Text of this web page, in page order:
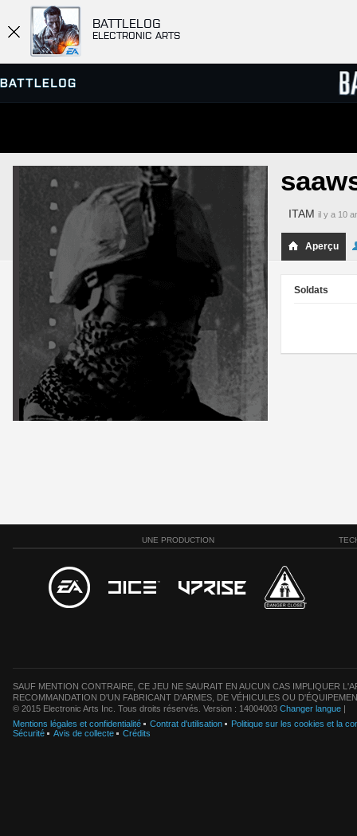
BATTLELOG
ELECTRONIC ARTS
SERVEURS
PARTIES
ITAM il y a 10
Aperçu
Soldats
UNE PRODUCTION
SAUF MENTION CONTRAIRE, CE JEU NE SAURAIT EN AUCUN CAS IMPLIQUER
RECOMMANDATION D'UN FABRICANT D'ARMES, DE VÉHICULES OU
© 2015 Electronic Arts Inc. Tous droits réservés. Version : 14004003 Changer langue |
Mentions légales et confidentialité
Contrat d'utilisation
Politique sur les cookies et la
Sécurité
Avis de collecte Crédits